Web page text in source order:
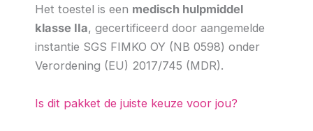
Het toestel is een medisch hulpmiddel
klasse IIa, gecertificeerd door aangemelde
instantie SGS FIMKO OY (NB 0598) onder
Verordening (EU) 2017/745 (MDR).
Is dit pakket de juiste keuze voor jou?